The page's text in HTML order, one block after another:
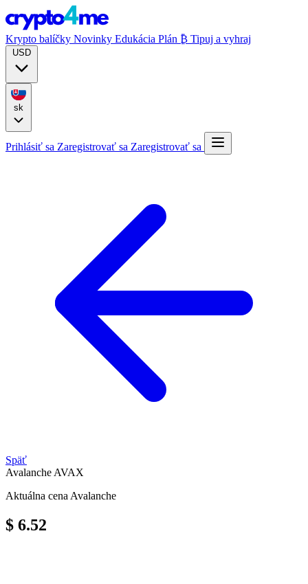
Krypto balíčky Novinky Edukácia Plán ₿ Tipuj a vyhraj
Prihlásiť sa Zaregistrovať sa Zaregistrovať sa
Späť
Avalanche AVAX
Aktuálna cena Avalanche
$ 6.52